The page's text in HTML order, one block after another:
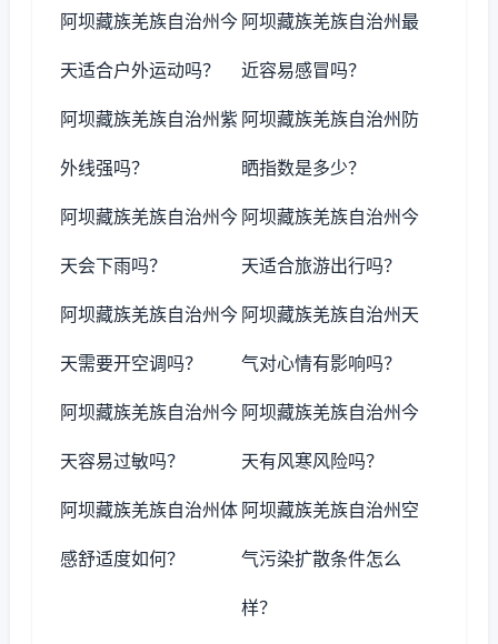
阿坝藏族羌族自治州今
天适合户外运动吗？
阿坝藏族羌族自治州最
近容易感冒吗？
阿坝藏族羌族自治州紫
外线强吗？
阿坝藏族羌族自治州防
晒指数是多少？
阿坝藏族羌族自治州今
天会下雨吗？
阿坝藏族羌族自治州今
天适合旅游出行吗？
阿坝藏族羌族自治州今
天需要开空调吗？
阿坝藏族羌族自治州天
气对心情有影响吗？
阿坝藏族羌族自治州今
天容易过敏吗？
阿坝藏族羌族自治州今
天有风寒风险吗？
阿坝藏族羌族自治州体
感舒适度如何？
阿坝藏族羌族自治州空
气污染扩散条件怎么
样？